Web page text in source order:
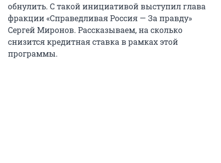
обнулить. С такой инициативой выступил глава
фракции «Справедливая Россия — За правду»
Сергей Миронов. Рассказываем, на сколько
снизится кредитная ставка в рамках этой
программы.